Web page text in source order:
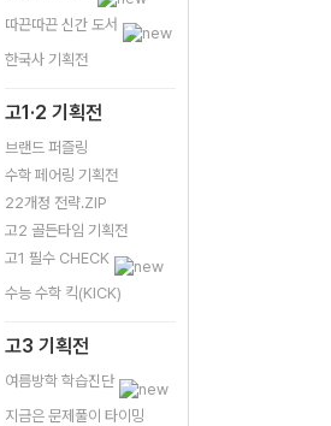
따끈따끈 신간 도서
한국사 기획전
고1·2 기획전
브랜드 퍼즐링
수학 페어링 기획전
22개정 전략.ZIP
고2 골든타임 기획전
고1 필수 CHECK
수능 수학 킥(KICK)
고3 기획전
여름방학 학습진단
지금은 문제풀이 타이밍